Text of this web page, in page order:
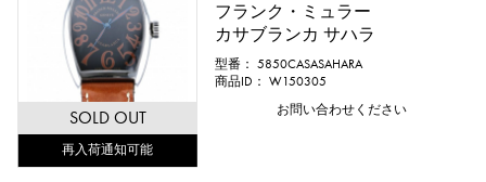
SOLD OUT
再入荷通知可能
フランク・ミュラー
カサブランカ サハラ
型番： 5850CASASAHARA
商品ID： W150305
お問い合わせください